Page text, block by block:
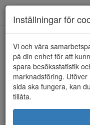
HEM ROHDE
Inställningar för
Vi och våra
på din enhet för att
spara besöksstatistik
marknadsföring.
sida ska fungera, kan
tillåta.